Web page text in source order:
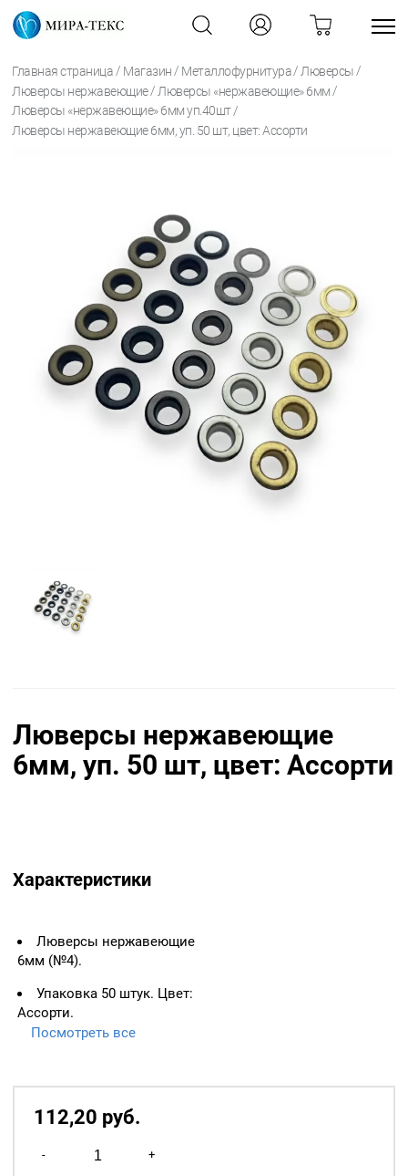
Главная страница / Магазин / Металлофурнитура / Люверсы /
Люверсы нержавеющие / Люверсы «нержавеющие» 6мм /
Люверсы «нержавеющие» 6мм уп.40шт /
Люверсы нержавеющие 6мм, уп. 50 шт, цвет: Ассорти
Люверсы нержавеющие
6мм, уп. 50 шт, цвет: Ассорти
Характеристики
Люверсы нержавеющие
6мм (№4).
Упаковка 50 штук. Цвет:
Ассорти.
ВАЖНО:
ПО ВНУТРЕННЕМУ
люверсов
— укрепление
Посмотреть все
112,20 руб.
-
товара
+